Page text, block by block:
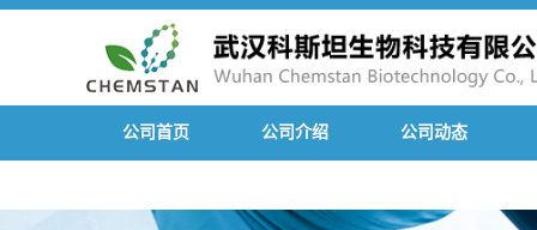
公司首页 公司介绍 公司动态